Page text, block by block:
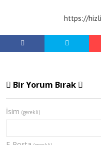
https://
Bir Yorum Bırak
İsim (gerekli)